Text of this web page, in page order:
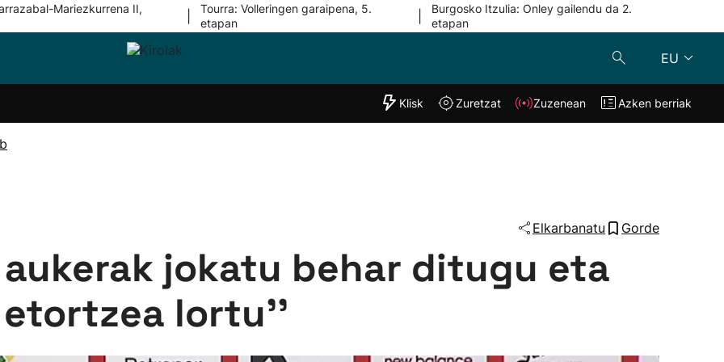
Mariezkurrena II,
Tourra: Volleringen garaipena, 5.
etapan
Burgosko Itzulia: Onley gailendu da 2.
etapan
EU
Taldeak
"Helmuga"
Klisk Zuzenean
Klisk Zuretzat Zuzenean Azken berriak
Elkarbanatu Gorde
jokatu behar ditugu eta
etortzea lortu''